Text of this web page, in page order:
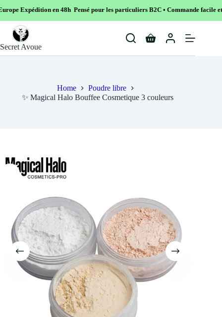
en 48h Pensé pour les particuliers B2C • Commande facile et sécurisé
content
Secret Avoue
Shopping
Home
Poudre libre
✨ Magical Halo Bouffee Cosmetique 3 couleurs